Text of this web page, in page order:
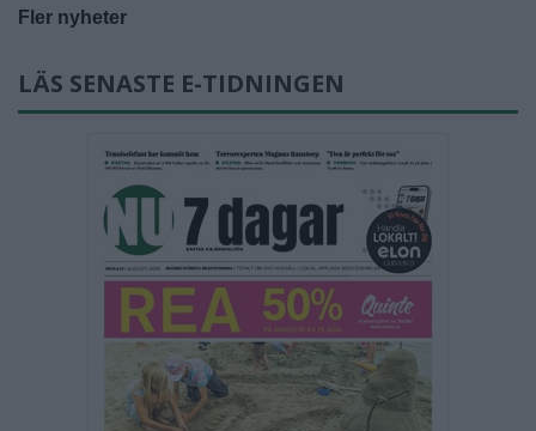
Fler nyheter
LÄS SENASTE E-TIDNINGEN